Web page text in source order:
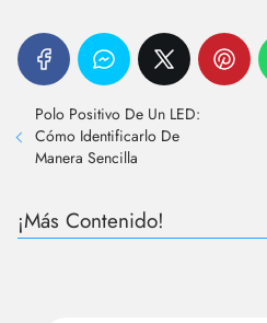
Polo Positivo De Un LED:
Cómo Identificarlo De
Manera Sencilla
¡Más Contenido!